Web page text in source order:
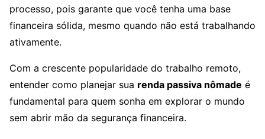
processo, pois garante que você tenha uma base
financeira sólida, mesmo quando não está trabalhando
ativamente.
Com a crescente popularidade do trabalho remoto,
entender como planejar sua renda passiva nômade é
fundamental para quem sonha em explorar o mundo
sem abrir mão da segurança financeira.